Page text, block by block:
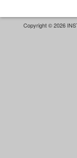
Copyright © 2026